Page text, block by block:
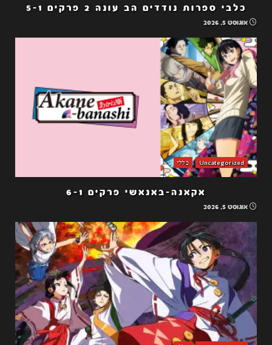
כלבי ספרות נודדים הב עונה 2 פרקים 5-1
אוגוסט 5, 2026
Uncategorized כללי
אקאנה-באנאשי פרקים 6-1
אוגוסט 5, 2026